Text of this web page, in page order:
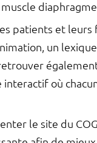
patients et
un
interactif où
le site du